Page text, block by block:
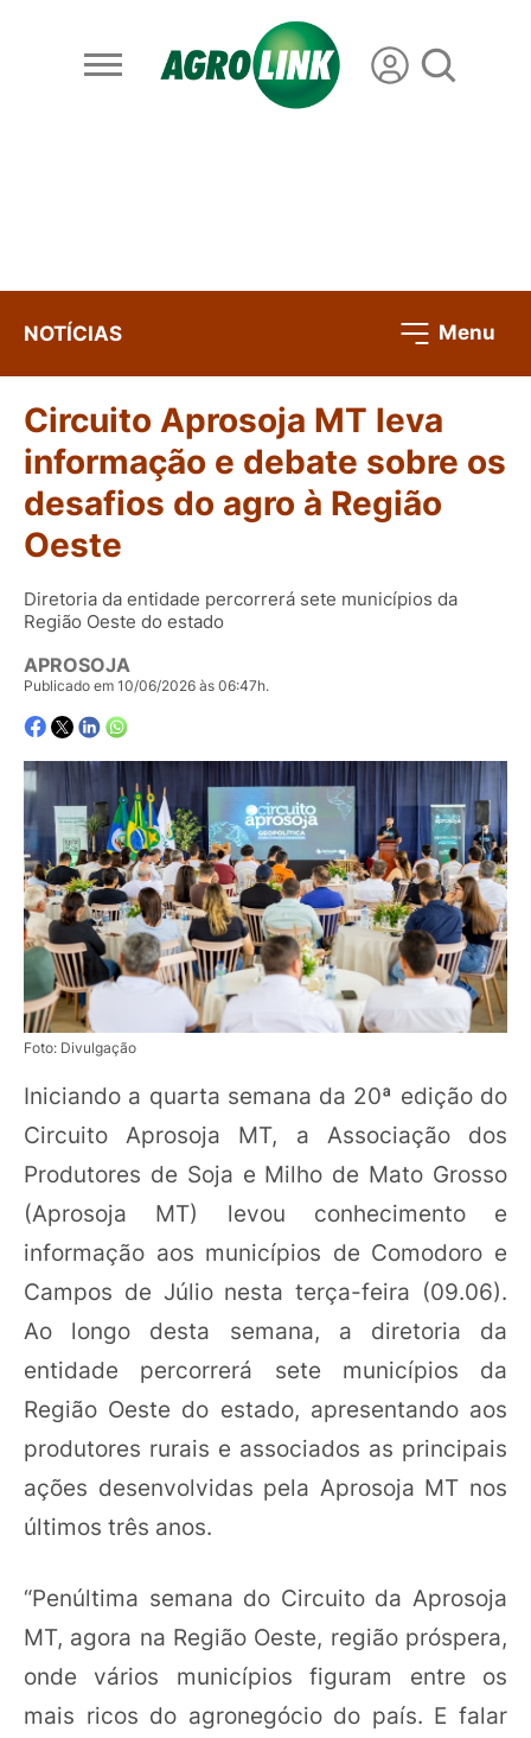
NOTÍCIAS Menu
Circuito Aprosoja MT leva
informação e debate sobre os
desafios do agro à Região
Oeste
Diretoria da entidade percorrerá sete municípios da
Região Oeste do estado
APROSOJA
Publicado em 10/06/2026 às 06:47h.
Foto: Divulgação
Iniciando a quarta semana da 20ª edição do
Circuito Aprosoja MT, a Associação dos
Produtores de Soja e Milho de Mato Grosso
(Aprosoja MT) levou conhecimento e
informação aos municípios de Comodoro e
Campos de Júlio nesta terça-feira (09.06).
Ao longo desta semana, a diretoria da
entidade percorrerá sete municípios da
Região Oeste do estado, apresentando aos
produtores rurais e associados as principais
ações desenvolvidas pela Aprosoja MT nos
últimos três anos.
“Penúltima semana do Circuito da Aprosoja
MT, agora na Região Oeste, região próspera,
onde vários municípios figuram entre os
mais ricos do agronegócio do país. E falar